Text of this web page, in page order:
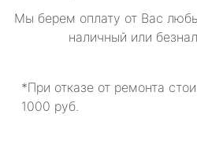
Мы берем оплату от Вас
наличный или
*При отказе от ремонта
1000 руб.